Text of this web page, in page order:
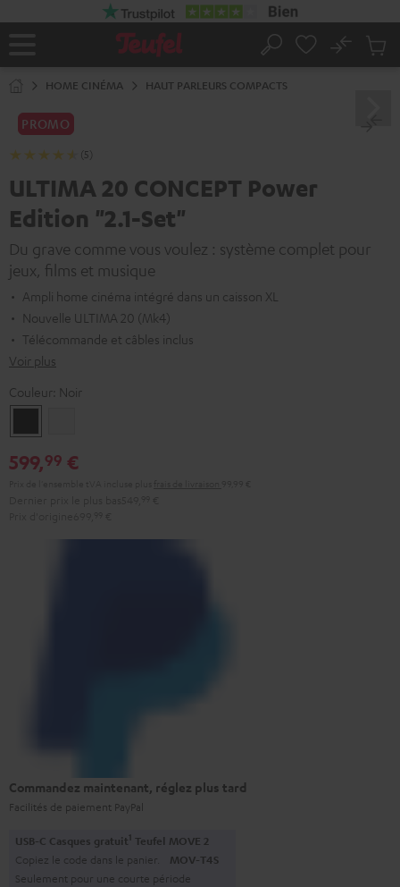
Page
Rechercher
No
HOME CINÉMA HAUT PARLEURS COMPACTS
PROMO
(5)
ULTIMA 20 CONCEPT Power
Edition "2.1-Set"
Du grave comme vous voulez : système complet pour
jeux, films et musique
Ampli home cinéma intégré dans un caisson XL
Nouvelle ULTIMA 20 (Mk4)
Télécommande et câbles inclus
Voir plus
Couleur: Noir
599,99 €
Commandez maintenant, réglez plus tard
Facilités de paiement PayPal
USB-C Casques gratuit1 Teufel MOVE 2
Copiez le code dans le panier. MOV-T4S
Seulement pour une courte période